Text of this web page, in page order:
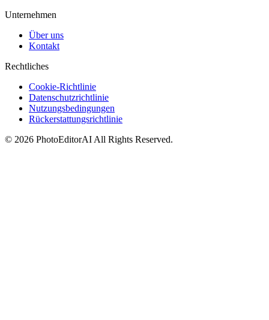
Unternehmen
Über uns
Kontakt
Rechtliches
Cookie-Richtlinie
Datenschutzrichtlinie
Nutzungsbedingungen
Rückerstattungsrichtlinie
© 2026 PhotoEditorAI All Rights Reserved.